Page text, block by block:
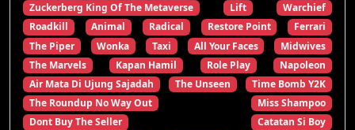
Zuckerberg King Of The Metaverse
Lift
Warchief
Roadkill
Animal Radical Restore Point
Ferrari
The Piper
Wonka Taxi All Your Faces
Midwives
The Marvels
Kapan Hamil Role Play
Napoleon
Air Mata Di Ujung Sajadah
The Unseen
Time Bomb Y2K
The Roundup No Way Out
Miss Shampoo
Dont Buy The Seller
Catatan Si Boy